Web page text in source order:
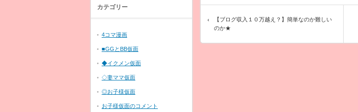
【ブログ収入１０万越え？】簡単なのか難しい
のか★
カテゴリー
4コマ漫画
■GGとBB仮面
◆イクメン仮面
◇妻ママ仮面
◎お子様仮面
お子様仮面のコメント